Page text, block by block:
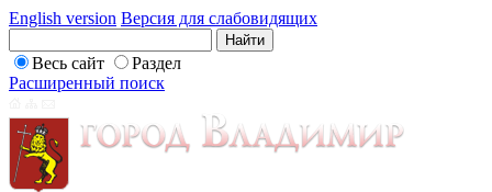
English version Версия для слабовидящих
Весь сайт
Раздел
Расширенный поиск